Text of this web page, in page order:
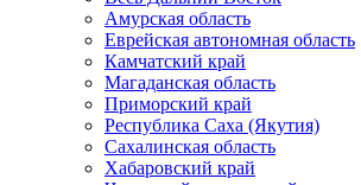
Амурская область
Еврейская автономная область
Камчатский край
Магаданская область
Приморский край
Республика Саха (Якутия)
Сахалинская область
Хабаровский край